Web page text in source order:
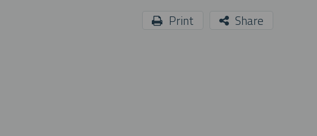
Print Share